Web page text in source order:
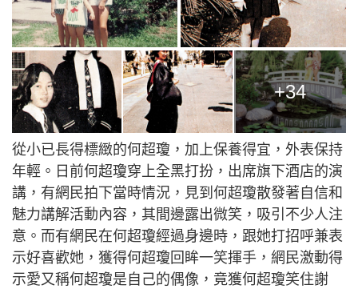
+34
從小已長得標緻的何超瓊，加上保養得宜，外表保持
年輕。日前何超瓊穿上全黑打扮，出席旗下酒店的演
講，有網民拍下當時情況，見到何超瓊散發著自信和
魅力講解活動內容，其間邊露出微笑，吸引不少人注
意。而有網民在何超瓊經過身邊時，跟她打招呼兼表
示好喜歡她，獲得何超瓊回眸一笑揮手，網民激動得
示愛又稱何超瓊是自己的偶像，竟獲何超瓊笑住謝